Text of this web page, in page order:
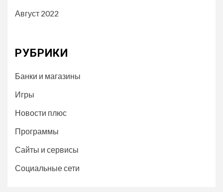
Август 2022
РУБРИКИ
Банки и магазины
Игры
Новости плюс
Программы
Сайты и сервисы
Социальные сети